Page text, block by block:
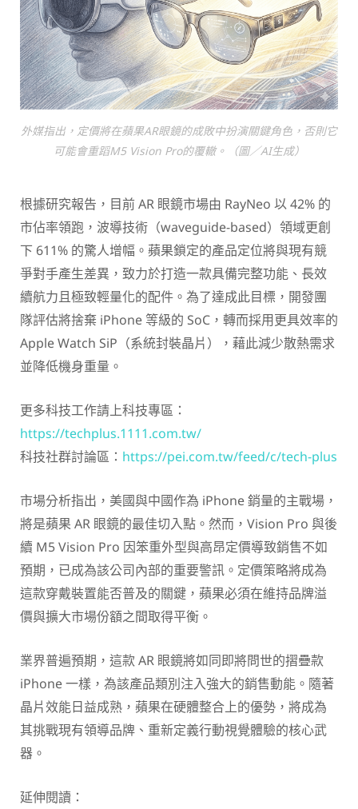
外媒指出，定價將在蘋果AR眼鏡的成敗中扮演關鍵角色，否則它
可能會重蹈M5 Vision Pro的覆轍。（圖／AI生成）
根據研究報告，目前 AR 眼鏡市場由 RayNeo 以 42% 的
市佔率領跑，波導技術（waveguide-based）領域更創
下 611% 的驚人增幅。蘋果鎖定的產品定位將與現有競
爭對手產生差異，致力於打造一款具備完整功能、長效
續航力且極致輕量化的配件。為了達成此目標，開發團
隊評估將捨棄 iPhone 等級的 SoC，轉而採用更具效率的
Apple Watch SiP（系統封裝晶片），藉此減少散熱需求
並降低機身重量。
更多科技工作請上科技專區：
https://techplus.1111.com.tw/
科技社群討論區： https://pei.com.tw/feed/c/tech-plus
市場分析指出，美國與中國作為 iPhone 銷量的主戰場，
將是蘋果 AR 眼鏡的最佳切入點。然而，Vision Pro 與後
續 M5 Vision Pro 因笨重外型與高昂定價導致銷售不如
預期，已成為該公司內部的重要警訊。定價策略將成為
這款穿戴裝置能否普及的關鍵，蘋果必須在維持品牌溢
價與擴大市場份額之間取得平衡。
業界普遍預期，這款 AR 眼鏡將如同即將問世的摺疊款
iPhone 一樣，為該產品類別注入強大的銷售動能。隨著
晶片效能日益成熟，蘋果在硬體整合上的優勢，將成為
其挑戰現有領導品牌、重新定義行動視覺體驗的核心武
器。
延伸閱讀：